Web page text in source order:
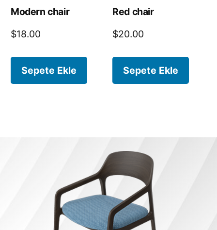
Modern chair
$18.00
Sepete Ekle
Red chair
$20.00
Sepete Ekle